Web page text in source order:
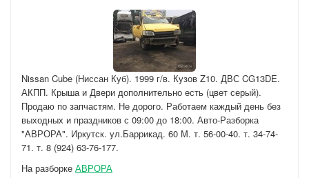
Nissan Cube (Ниссан Куб). 1999 г/в. Кузов Z10. ДВС CG13DE.
АКПП. Крыша и Двери дополнительно есть (цвет серый).
Продаю по запчастям. Не дорого. Работаем каждый день без
выходных и праздников с 09:00 до 18:00. Авто-Разборка
"АВРОРА". Иркутск. ул.Баррикад. 60 М. т. 56-00-40. т. 34-74-
71. т. 8 (924) 63-76-177.
На разборке АВРОРА